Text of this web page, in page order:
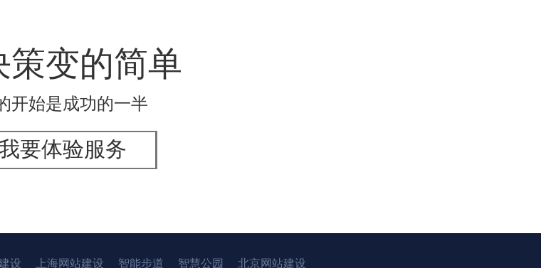
策变的简单
开始是成功的一半
要体验服务
设 上海网站建设 智能步道 智慧公园 北京网站建设